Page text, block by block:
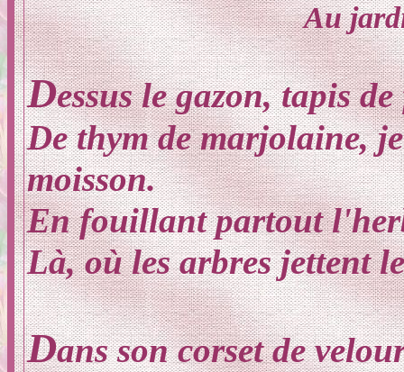
Au
Dessus le gazon, tapis
De thym de marjolaine,
moisson.
En fouillant partout
Là, où les arbres jettent
Dans son corset de